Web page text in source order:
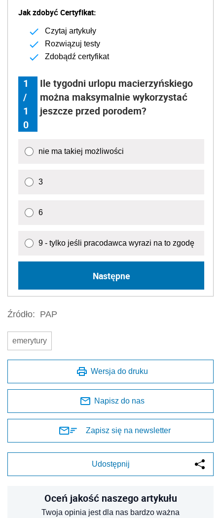
Jak zdobyć Certyfikat:
Czytaj artykuły
Rozwiązuj testy
Zdobądź certyfikat
1
/
1
0
Ile tygodni urlopu macierzyńskiego
można maksymalnie wykorzystać
jeszcze przed porodem?
nie ma takiej możliwości
3
6
9 - tylko jeśli pracodawca wyrazi na to zgodę
Następne
Źródło: PAP
emerytury
Wersja do druku
Napisz do nas
Zapisz się na newsletter
Udostępnij
Oceń jakość naszego artykułu
Twoja opinia jest dla nas bardzo ważna